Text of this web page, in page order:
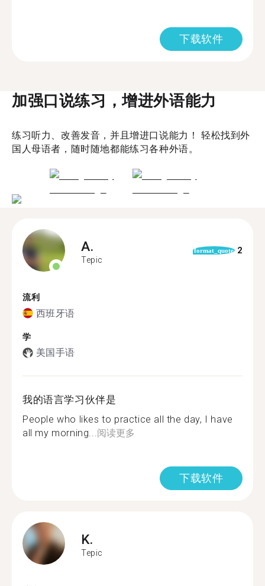
下载软件
加强口说练习，增进外语能力
练习听力、改善发音，并且增进口说能力！ 轻松找到外
国人母语者，随时随地都能练习各种外语。
A.
Tepic
format_quote 2
流利
西班牙语
学
美国手语
我的语言学习伙伴是
People who likes to practice all the day, I have
all my morning...阅读更多
下载软件
K.
Tepic